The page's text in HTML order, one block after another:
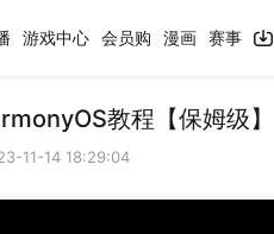
游戏中心 会员购 漫画 赛事
教程【保姆级
11-14 18:29:04